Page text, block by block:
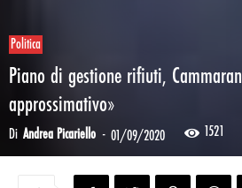
Politica
Piano di gestione rifiuti,
approssimativo»
Di Andrea Picariello - 01/09/2020 1521